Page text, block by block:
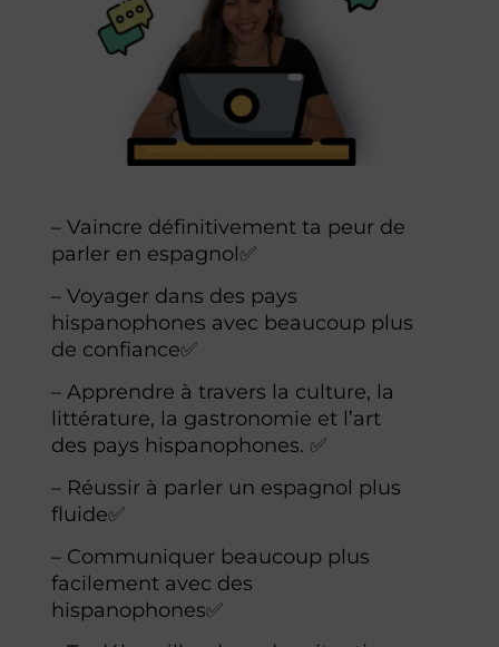
– Vaincre définitivement ta peur de
parler en espagnol✅
– Voyager dans des pays
hispanophones avec beaucoup plus
de confiance✅
– Apprendre à travers la culture, la
littérature, la gastronomie et l’art
des pays hispanophones. ✅
– Réussir à parler un espagnol plus
fluide✅
– Communiquer beaucoup plus
facilement avec des
hispanophones✅